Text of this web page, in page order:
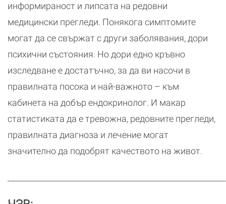
информираност и липсата на редовни
медицински прегледи. Понякога симптомите
могат да се свържат с други заболявания, дори
психични състояния. Но дори едно кръвно
изследване е достатъчно, за да ви насочи в
правилната посока и най-важното – към
кабинета на добър ендокринолог. И макар
статистиката да е тревожна, редовните прегледи,
правилната диагноза и лечение могат
значително да подобрят качеството на живот.